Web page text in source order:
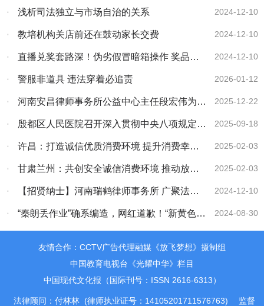
· 浅析司法独立与市场自治的关系 2024-12-10
· 教培机构关店前还在鼓动家长交费 2024-12-10
·
直播兑奖套路深！伪劣假冒暗箱操作 奖品实
物质量堪忧
2024-12-10
· 警服非道具 违法穿着必追责 2026-01-12
·
河南安昌律师事务所公益中心主任段宏伟为新
型职业农民培养班开展法律讲座
2025-12-22
·
殷都区人民医院召开深入贯彻中央八项规定精
神学习教育总结大会
2025-09-18
·
许昌：打造诚信优质消费环境 提升消费幸福
2025-02-03
·
甘肃兰州：共创安全诚信消费环境 推动放心
消费提质升级
2025-02-03
·
【招贤纳士】河南瑞鹤律师事务所 广聚法律
人才创辉煌
2024-12-10
·
“秦朗丢作业”确系编造，网红道歉！“新黄色新
闻”泛滥很危险
2024-08-30
友情合作：CCTV广告代理融媒《放飞梦想》摄制组
中国教育电视台《光耀中华》栏目
中国现代文化报（国际刊号：ISSN 2616-6313）
法律顾问：付林林 (律师执业证号：14105201711576763)
监督